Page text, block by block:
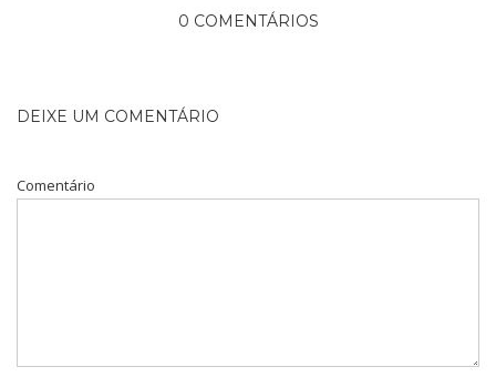
0 COMENTÁRIOS
DEIXE UM COMENTÁRIO
Comentário